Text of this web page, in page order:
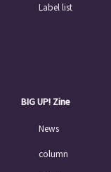
Label list
BIG UP! Zine
News
column